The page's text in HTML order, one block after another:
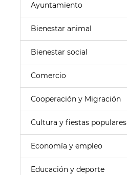
Ayuntamiento
Bienestar animal
Bienestar social
Comercio
Cooperación y Migración
Cultura y fiestas populares
Economía y empleo
Educación y deporte